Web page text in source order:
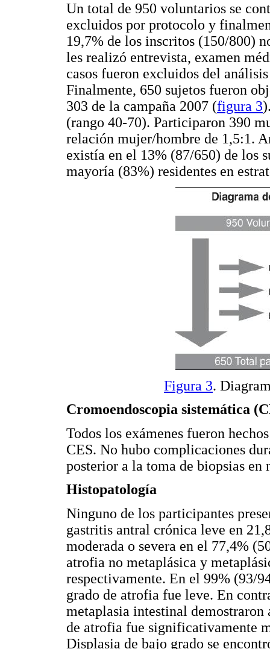
Un total de 950 voluntarios se
excluidos por protocolo y
19,7% de los inscritos (150/800)
les realizó entrevista, examen
casos fueron excluidos del
Finalmente, 650 sujetos fueron
303 de la campaña 2007 (figura 3
(rango 40-70). Participaron 390
relación mujer/hombre de 1,5:1.
existía en el 13% (87/650) de los
mayoría (83%) residentes en
Figura 3.
Cromoendoscopia sistemática
Todos los exámenes fueron
CES. No hubo complicaciones
posterior a la toma de biopsias en
Histopatología
Ninguno de los participantes
gastritis antral crónica leve en
moderada o severa en el 77,4%
atrofia no metaplásica y
respectivamente. En el 99% (93/
grado de atrofia fue leve. En
metaplasia intestinal
de atrofia fue significativamente
Displasia de bajo grado se